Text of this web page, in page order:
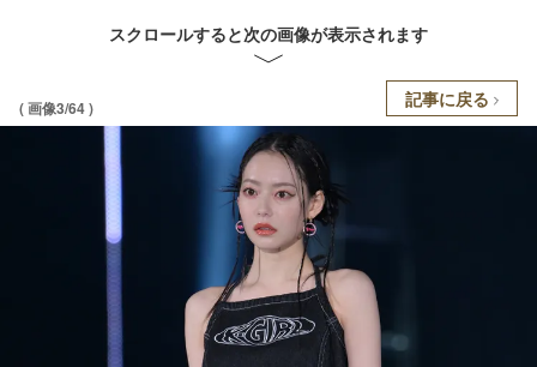
スクロールすると次の画像が表示されます
( 画像3/64 ) 記事に戻る